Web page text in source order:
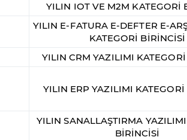
YILIN IOT VE M2M KATEGORİ
YILIN E-FATURA E-DEFTER E-
KATEGORİ BİRİNCİSİ
YILIN CRM YAZILIMI
YILIN ERP YAZILIMI
YILIN SANALLAŞTIRMA
BİRİNCİSİ